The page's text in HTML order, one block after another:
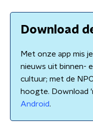
Download
Met onze app mis
nieuws uit binnen-
cultuur; met de
hoogte. Download
Android.